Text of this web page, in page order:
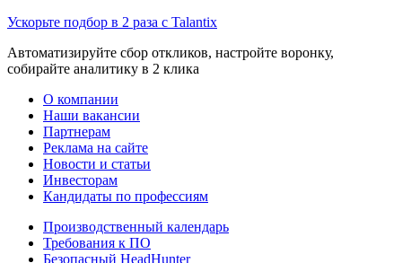
Ускорьте подбор в 2 раза с Talantix
Автоматизируйте сбор откликов, настройте воронку,
собирайте аналитику в 2 клика
О компании
Наши вакансии
Партнерам
Реклама на сайте
Новости и статьи
Инвесторам
Кандидаты по профессиям
Производственный календарь
Требования к ПО
Безопасный HeadHunter